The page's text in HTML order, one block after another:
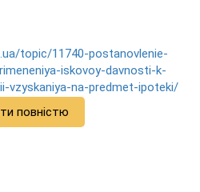
topic/11740-postanovlenie-
iskovoy-davnosti-k-
vzyskaniya-na-predmet-ipoteki/
повністю